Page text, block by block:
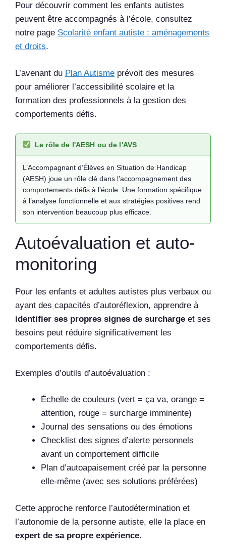
Pour découvrir comment les enfants autistes
peuvent être accompagnés à l’école, consultez
notre page Scolarité enfant autiste : aménagements
et droits.
L’avenant du Plan Autisme prévoit des mesures
pour améliorer l’accessibilité scolaire et la
formation des professionnels à la gestion des
comportements défis.
Le rôle de l'AESH ou de l'AVS
L’Accompagnant d’Élèves en Situation de Handicap
(AESH) joue un rôle clé dans l’accompagnement des
comportements défis à l’école. Une formation spécifique
à l’analyse fonctionnelle et aux stratégies positives rend
son intervention beaucoup plus efficace.
Autoévaluation et auto-
monitoring
Pour les enfants et adultes autistes plus verbaux ou
ayant des capacités d’autoréflexion, apprendre à
identifier ses propres signes de surcharge et ses
besoins peut réduire significativement les
comportements défis.
Exemples d’outils d’autoévaluation :
Échelle de couleurs (vert = ça va, orange =
attention, rouge = surcharge imminente)
Journal des sensations ou des émotions
Checklist des signes d’alerte personnels
avant un comportement difficile
Plan d’autoapaisement créé par la personne
elle-même (avec ses solutions préférées)
Cette approche renforce l’autodétermination et
l’autonomie de la personne autiste, elle la place en
expert de sa propre expérience.